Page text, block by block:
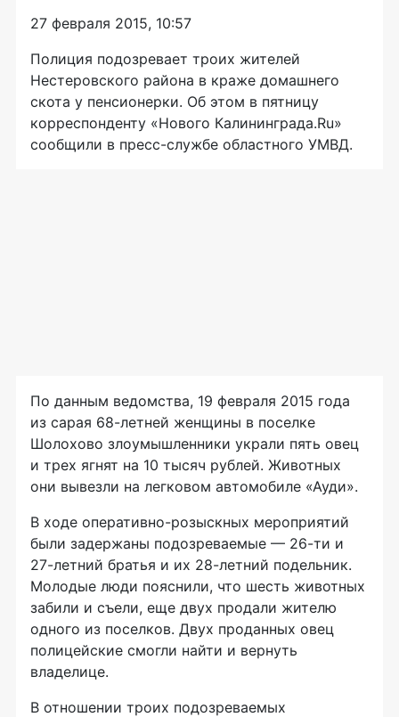
27 февраля 2015, 10:57
Полиция подозревает троих жителей
Нестеровского района в краже домашнего
скота у пенсионерки. Об этом в пятницу
корреспонденту «Нового Калининграда.Ru»
сообщили в пресс-службе областного УМВД.
По данным ведомства, 19 февраля 2015 года
из сарая 68-летней женщины в поселке
Шолохово злоумышленники украли пять овец
и трех ягнят на 10 тысяч рублей. Животных
они вывезли на легковом автомобиле «Ауди».
В ходе оперативно-розыскных мероприятий
были задержаны подозреваемые — 26-ти и
27-летний братья и их 28-летний подельник.
Молодые люди пояснили, что шесть животных
забили и съели, еще двух продали жителю
одного из поселков. Двух проданных овец
полицейские смогли найти и вернуть
владелице.
В отношении троих подозреваемых